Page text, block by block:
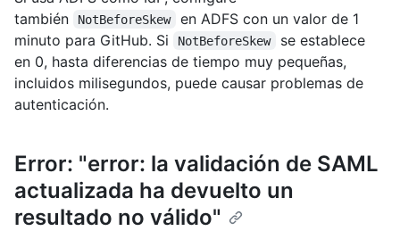
también
NotBeforeSkew
en ADFS con un valor de 1
minuto para GitHub. Si
NotBeforeSkew
se establece
en 0, hasta diferencias de tiempo muy pequeñas,
incluidos milisegundos, puede causar problemas de
autenticación.
Error: "error: la validación de SAML
actualizada ha devuelto un
resultado no válido"